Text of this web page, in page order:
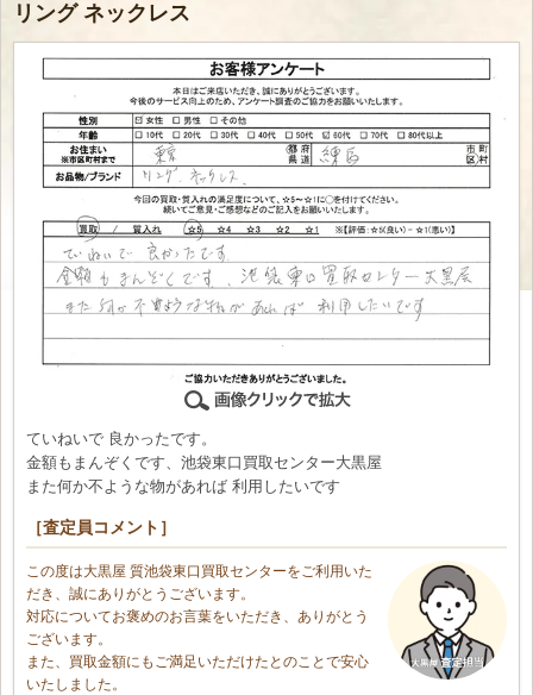
リング ネックレス
ていねいで 良かったです。
金額もまんぞくです、池袋東口買取センター大黒屋
また何か不ような物があれば 利用したいです
［査定員コメント］
この度は大黒屋 質池袋東口買取センターをご利用いた
だき、誠にありがとうございます。
対応についてお褒めのお言葉をいただき、ありがとう
ございます。
また、買取金額にもご満足いただけたとのことで安心
いたしました。